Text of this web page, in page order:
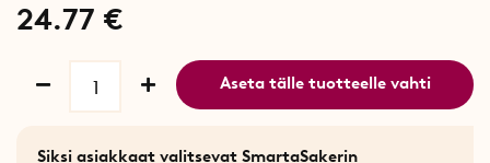
24.77 €
Aseta tälle tuotteelle vahti
Siksi asiakkaat valitsevat SmartaSakerin